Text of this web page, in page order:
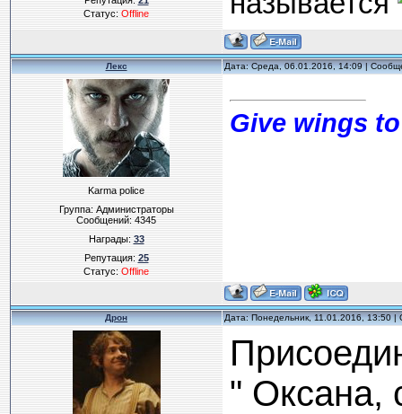
Статус:Offline
Лекс Дата: Среда, 06.01.2016, 14:09 |
Karma police
Группа: Администраторы
Сообщений:4345
Награды:33
Репутация:25
Статус:Offline
Give wings
Дрон Дата: Понедельник, 11.01.2016, 13:50
" Оксана,